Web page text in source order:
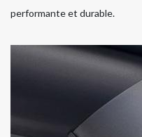
performante et durable.